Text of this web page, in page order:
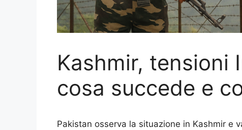
Kashmir, tensioni
cosa succede e
Pakistan osserva la situazione in Kashmir e